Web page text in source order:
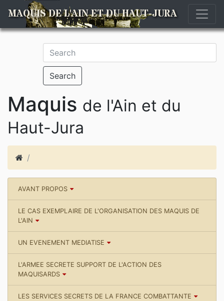
MAQUIS DE L'AIN ET DU HAUT-JURA
Search
Maquis de l'Ain et du
Haut-Jura
AVANT PROPOS
LE CAS EXEMPLAIRE DE L'ORGANISATION DES MAQUIS DE
L'AIN
UN EVENEMENT MEDIATISE
L'ARMEE SECRETE SUPPORT DE L'ACTION DES
MAQUISARDS
LES SERVICES SECRETS DE LA FRANCE COMBATTANTE